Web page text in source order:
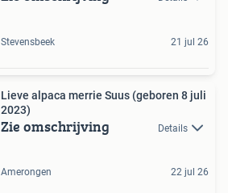
Stevensbeek 21 jul 26
Lieve alpaca merrie Suus (geboren 8 juli
2023)
Zie omschrijving Details
Amerongen 22 jul 26